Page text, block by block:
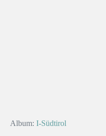
Album: I-Südtirol